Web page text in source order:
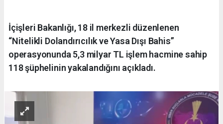
İçişleri Bakanlığı, 18 il merkezli düzenlenen
“Nitelikli Dolandırıcılık ve Yasa Dışı Bahis”
operasyonunda 5,3 milyar TL işlem hacmine sahip
118 şüphelinin yakalandığını açıkladı.